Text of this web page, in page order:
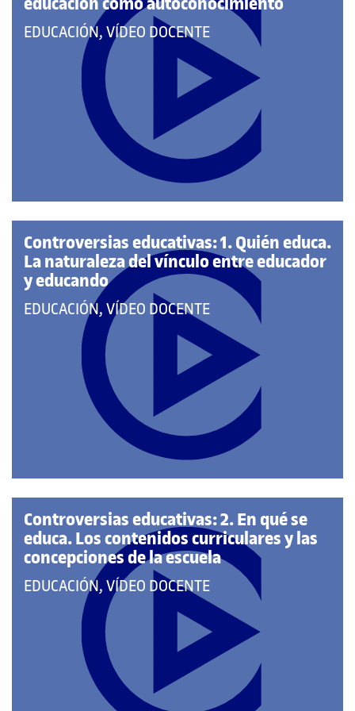
QUE
PERTENECE
CATEGORÍAS:
EDUCACIÓN, VÍDEO DOCENTE
Controversias educativas: 1. Quién educa.
La naturaleza del vínculo entre educador
y educando
QUE
PERTENECE
CATEGORÍAS:
EDUCACIÓN, VÍDEO DOCENTE
Controversias educativas: 2. En qué se
educa. Los contenidos curriculares y las
concepciones de la escuela
QUE
PERTENECE
CATEGORÍAS:
EDUCACIÓN, VÍDEO DOCENTE